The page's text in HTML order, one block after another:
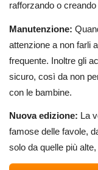
rafforzando o
Manutenzione:
attenzione a non farli
frequente. Inoltre gli
sicuro, così da non
con le bambine.
Nuova edizione: La
famose delle favole,
solo da quelle più